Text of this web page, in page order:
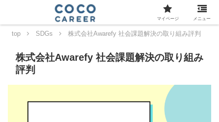
top SDGs 株式会社Awarefy 社会課題解決の取り組み評判
株式会社Awarefy 社会課題解決の取り組み
評判
マイページ メニュー